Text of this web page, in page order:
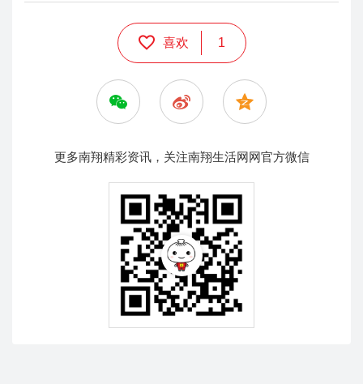
喜欢 1
更多南翔精彩资讯，关注南翔生活网网官方微信